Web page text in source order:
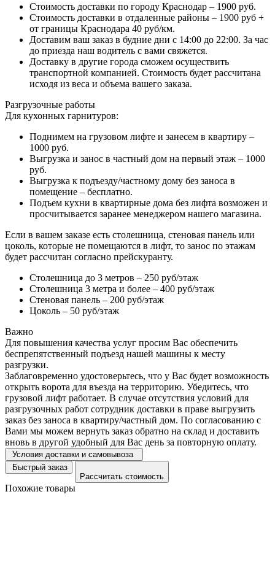
Стоимость доставки по городу Краснодар – 1900 руб.
Стоимость доставки в отдаленные районы – 1900 руб +
от границы Краснодара 40 руб/км.
Доставим ваш заказ в будние дни с 14:00 до 22:00. За час
до приезда наш водитель с вами свяжется.
Доставку в другие города сможем осуществить
транспортной компанией. Стоимость будет рассчитана
исходя из веса и объема вашего заказа.
Разгрузочные работы
Для кухонных гарнитуров:
Поднимем на грузовом лифте и занесем в квартиру –
1000 руб.
Выгрузка и занос в частный дом на первый этаж – 1000
руб.
Выгрузка к подъезду/частному дому без заноса в
помещение – бесплатно.
Подъем кухни в квартирные дома без лифта возможен и
просчитывается заранее менеджером нашего магазина.
Если в вашем заказе есть столешница, стеновая панель или
цоколь, которые не помещаются в лифт, то занос по этажам
будет рассчитан согласно прейскуранту.
Столешница до 3 метров – 250 руб/этаж
Столешница 3 метра и более – 400 руб/этаж
Стеновая панель – 200 руб/этаж
Цоколь – 50 руб/этаж
Важно
Для повышения качества услуг просим Вас обеспечить
беспрепятственный подъезд нашей машины к месту
разгрузки.
Заблаговременно удостоверьтесь, что у Вас будет возможность
открыть ворота для въезда на территорию. Убедитесь, что
грузовой лифт работает. В случае отсутствия условий для
разгрузочных работ сотрудник доставки в праве выгрузить
заказ без заноса в квартиру/частный дом. По согласованию с
Вами мы можем вернуть заказ обратно на склад и доставить
вновь в другой удобный для Вас день за повторную оплату.
Условия доставки и самовывоза
Быстрый заказ
Рассчитать стоимость
Похожие товары